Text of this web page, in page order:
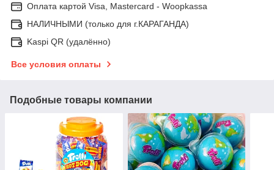
Оплата картой Visa, Mastercard - Woopkassa
НАЛИЧНЫМИ (только для г.КАРАГАНДА)
Kaspi QR (удалённо)
Все условия оплаты
Подобные товары компании